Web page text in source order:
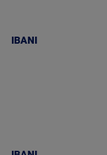
IBANI